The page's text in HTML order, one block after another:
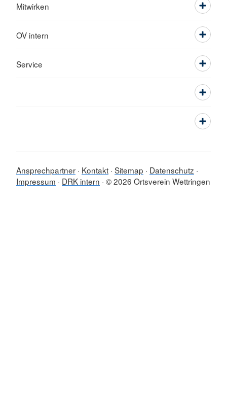
Mitwirken
OV intern
Service
Ansprechpartner Kontakt Sitemap
Datenschutz
Impressum
DRK intern © 2026 Ortsverein Wettringen